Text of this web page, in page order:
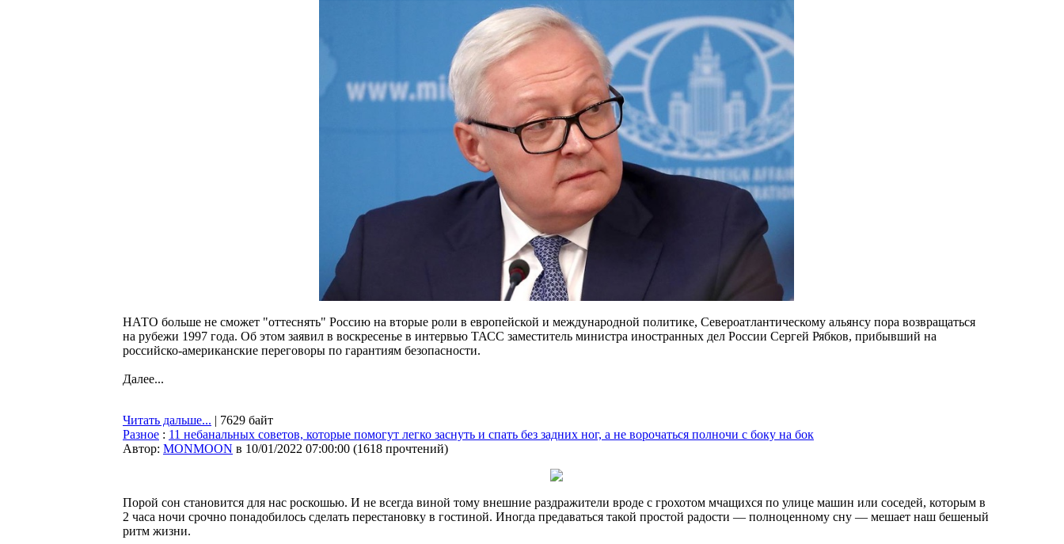
НАТО больше не сможет "оттеснять" Россию на вторые роли в европейской и международной политике, Североатлантическому альянсу пора возвращаться
на рубежи 1997 года. Об этом заявил в воскресенье в интервью ТАСС заместитель министра иностранных дел России Сергей Рябков, прибывший на
российско-американские переговоры по гарантиям безопасности.
Далее...
Читать дальше... | 7629 байт
Разное : 11 небанальных советов, которые помогут легко заснуть и спать без задних ног, а не ворочаться полночи с боку на бок
Автор: MONMOON в 10/01/2022 07:00:00 (1618 прочтений)
Порой сон становится для нас роскошью. И не всегда виной тому внешние раздражители вроде с грохотом мчащихся по улице машин или соседей, которым в
2 часа ночи срочно понадобилось сделать перестановку в гостиной. Иногда предаваться такой простой радости — полноценному сну — мешает наш бешеный
ритм жизни.